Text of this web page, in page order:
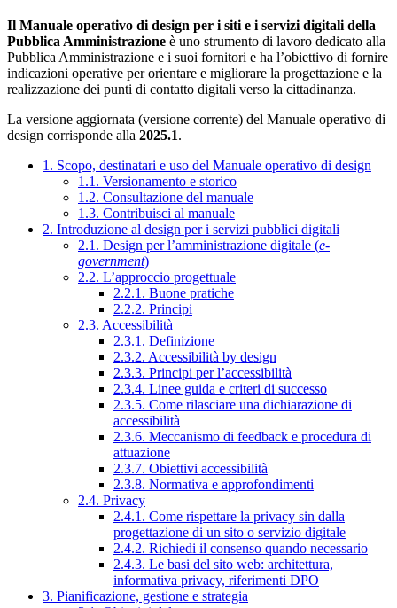
Il Manuale operativo di design per i siti e i servizi digitali della
Pubblica Amministrazione è uno strumento di lavoro dedicato alla
Pubblica Amministrazione e i suoi fornitori e ha l’obiettivo di fornire
indicazioni operative per orientare e migliorare la progettazione e la
realizzazione dei punti di contatto digitali verso la cittadinanza.
La versione aggiornata (versione corrente) del Manuale operativo di
design corrisponde alla 2025.1.
1. Scopo, destinatari e uso del Manuale operativo di design
1.1. Versionamento e storico
1.2. Consultazione del manuale
1.3. Contribuisci al manuale
2. Introduzione al design per i servizi pubblici digitali
2.1. Design per l’amministrazione digitale (e-
government)
2.2. L’approccio progettuale
2.2.1. Buone pratiche
2.2.2. Principi
2.3. Accessibilità
2.3.1. Definizione
2.3.2. Accessibilità by design
2.3.3. Principi per l’accessibilità
2.3.4. Linee guida e criteri di successo
2.3.5. Come rilasciare una dichiarazione di
accessibilità
2.3.6. Meccanismo di feedback e procedura di
attuazione
2.3.7. Obiettivi accessibilità
2.3.8. Normativa e approfondimenti
2.4. Privacy
2.4.1. Come rispettare la privacy sin dalla
progettazione di un sito o servizio digitale
2.4.2. Richiedi il consenso quando necessario
2.4.3. Le basi del sito web: architettura,
informativa privacy, riferimenti DPO
3. Pianificazione, gestione e strategia